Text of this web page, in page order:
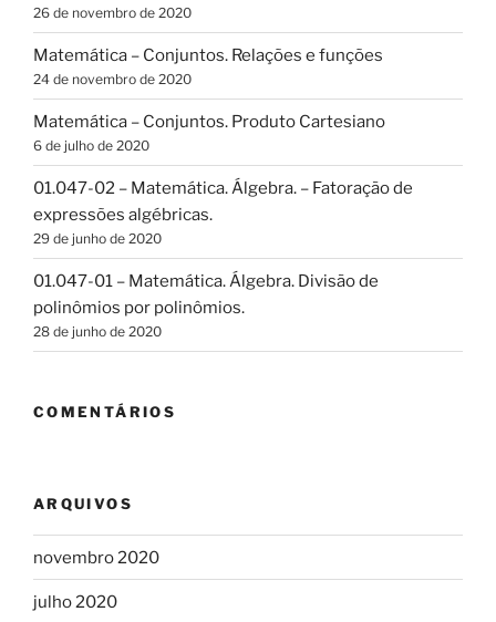
26 de novembro de 2020
Matemática – Conjuntos. Relações e funções
24 de novembro de 2020
Matemática – Conjuntos. Produto Cartesiano
6 de julho de 2020
01.047-02 – Matemática. Álgebra. – Fatoração de
expressões algébricas.
29 de junho de 2020
01.047-01 – Matemática. Álgebra. Divisão de
polinômios por polinômios.
28 de junho de 2020
COMENTÁRIOS
ARQUIVOS
novembro 2020
julho 2020